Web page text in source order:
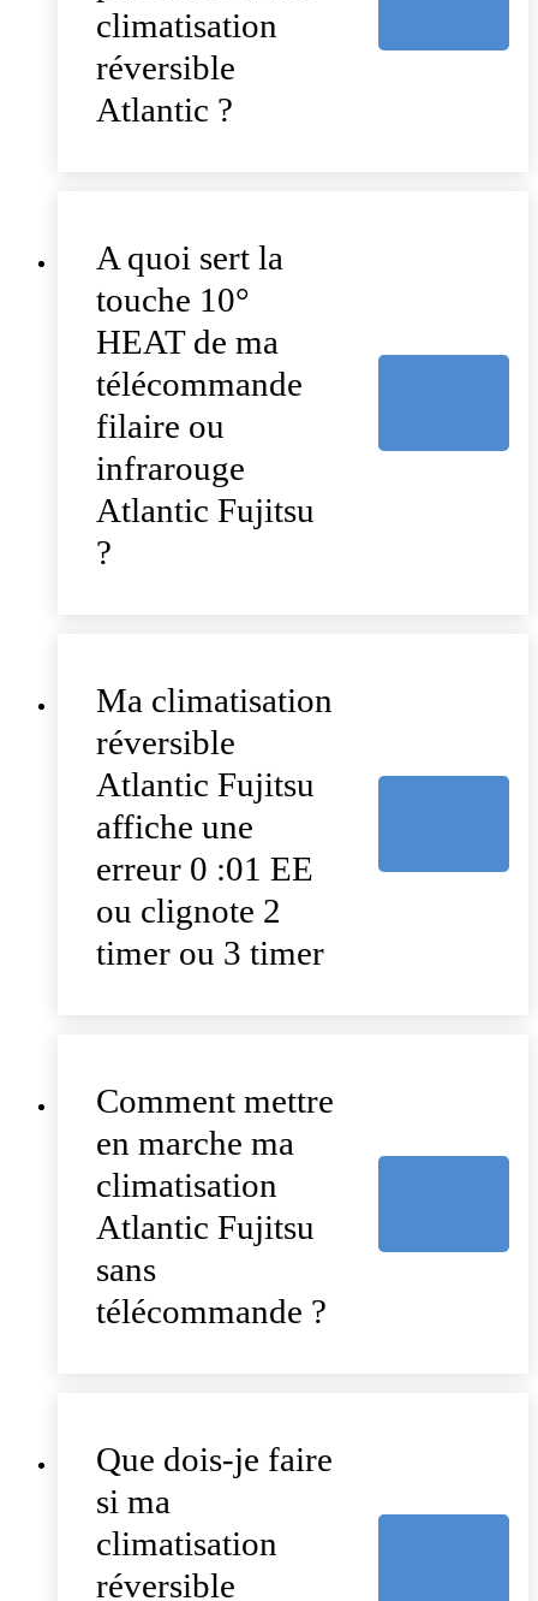
climatisation
réversible
Atlantic ?
A quoi sert la
touche 10°
HEAT de ma
télécommande
filaire ou
infrarouge
Atlantic Fujitsu
?
Ma climatisation
réversible
Atlantic Fujitsu
affiche une
erreur 0 :01 EE
ou clignote 2
timer ou 3 timer
Comment mettre
en marche ma
climatisation
Atlantic Fujitsu
sans
télécommande ?
Que dois-je faire
si ma
climatisation
réversible